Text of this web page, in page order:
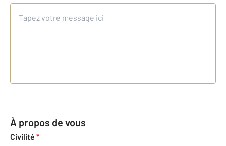
À propos de vous
Civilité *